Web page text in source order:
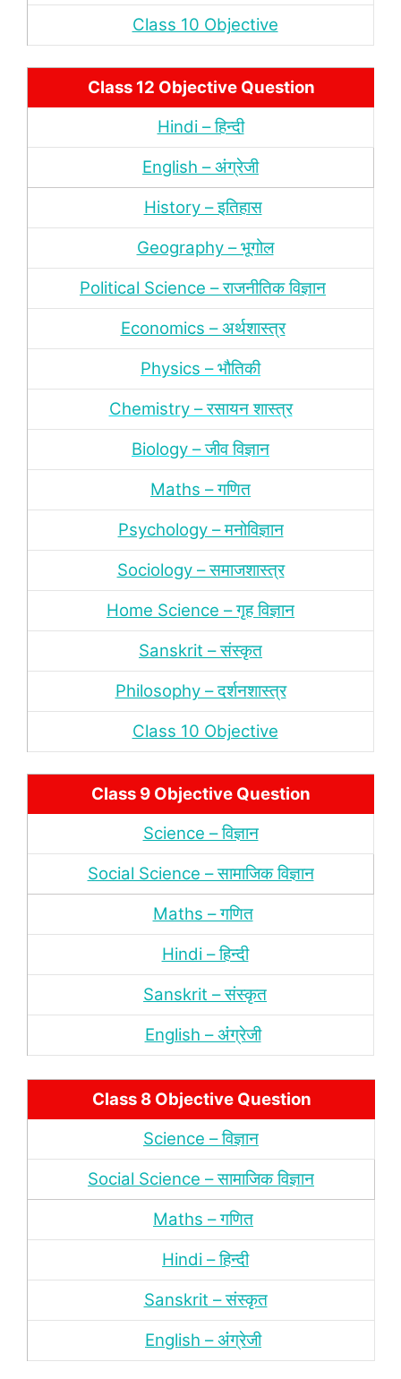
Class 10 Objective
Class 12 Objective Question
Hindi – हिन्‍दी
English – अंग्रेजी
History – इतिहास
Geography – भूगोल
Political Science – राजनीतिक विज्ञान
Economics – अर्थशास्‍त्र
Physics – भौतिकी
Chemistry – रसायन शास्‍त्र
Biology – जीव विज्ञान
Maths – गणित
Psychology – मनोविज्ञान
Sociology – समाजशास्‍त्र
Home Science – गृह विज्ञान
Sanskrit – संस्‍कृत
Philosophy – दर्शनशास्‍त्र
Class 10 Objective
Class 9 Objective Question
Science – विज्ञान
Social Science – सामाजिक विज्ञान
Maths – गणित
Hindi – हिन्‍दी
Sanskrit – संस्‍कृत
English – अंंग्रेजी
Class 8 Objective Question
Science – विज्ञान
Social Science – सामाजिक विज्ञान
Maths – गणित
Hindi – हिन्‍दी
Sanskrit – संस्‍कृत
English – अंंग्रेजी